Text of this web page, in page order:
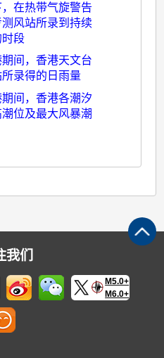
在热带气旋警告
风站所录到持续
时段
间，香港天文台
录得的日雨量
间，香港各潮汐
位及最大风暴潮
我们
M5.0+
M6.0+